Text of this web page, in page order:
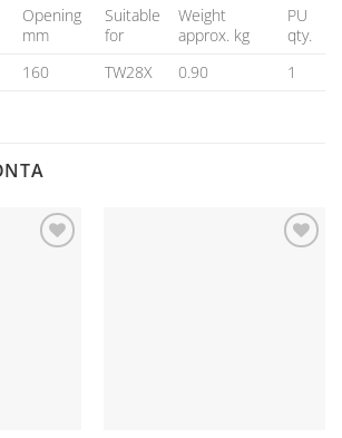
Opening
mm
Suitable
for
Weight
approx. kg
PU
qty.
160 TW28X 0.90 1